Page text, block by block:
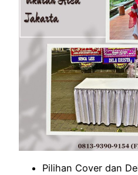
Pilihan Cover dan